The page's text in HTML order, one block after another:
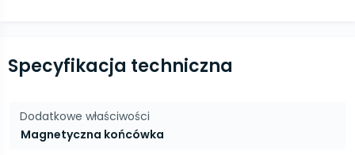
Specyfikacja techniczna
Dodatkowe właściwości
Magnetyczna końcówka